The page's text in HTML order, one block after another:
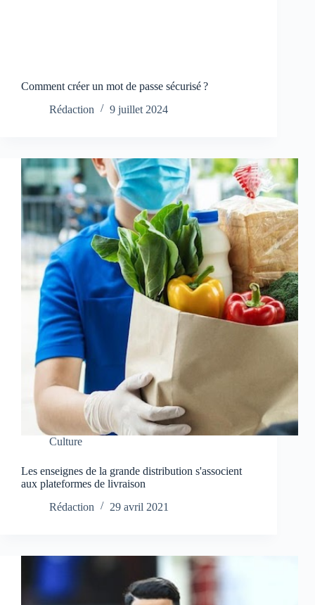
Comment créer un mot de passe sécurisé ?
Rédaction
9 juillet 2024
Culture
Les enseignes de la grande distribution s'associent
aux plateformes de livraison
Rédaction
29 avril 2021